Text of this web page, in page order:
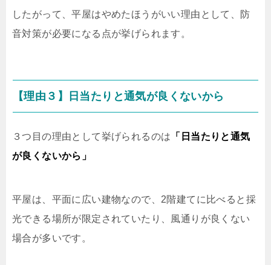
したがって、平屋はやめたほうがいい理由として、防
音対策が必要になる点が挙げられます。
【理由３】日当たりと通気が良くないから
３つ目の理由として挙げられるのは 「日当たりと通気
が良くないから」
平屋は、平面に広い建物なので、2階建てに比べると採
光できる場所が限定されていたり、風通りが良くない
場合が多いです。